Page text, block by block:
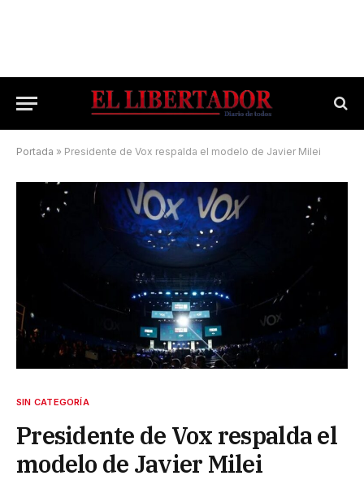
Portada » Presidente de Vox respalda el modelo de Javier Milei
SIN CATEGORÍA
Presidente de Vox respalda el
modelo de Javier Milei